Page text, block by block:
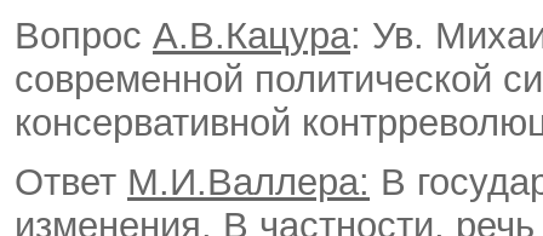
Вопрос А.В.Кацура: Ув.
современной политической
консервативной
Ответ М.И.Валлера: В
изменения. В частности,